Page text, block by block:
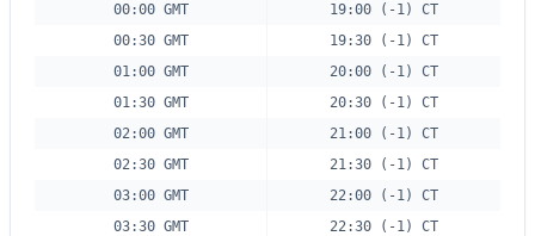
00:00 GMT
19:00 (-1) CT
00:30 GMT
19:30 (-1) CT
01:00 GMT
20:00 (-1) CT
01:30 GMT
20:30 (-1) CT
02:00 GMT
21:00 (-1) CT
02:30 GMT
21:30 (-1) CT
03:00 GMT
22:00 (-1) CT
03:30 GMT
22:30 (-1) CT